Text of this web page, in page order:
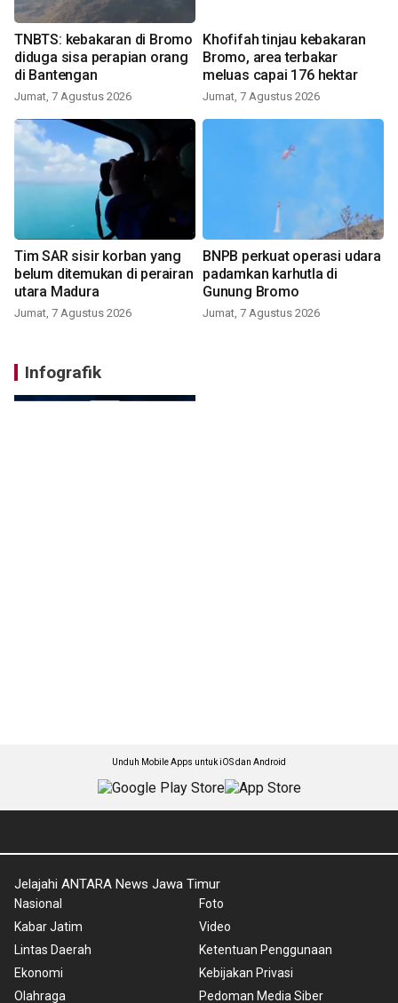
TNBTS: kebakaran di Bromo
diduga sisa perapian orang
di Bantengan
Jumat, 7 Agustus 2026
Khofifah tinjau kebakaran
Bromo, area terbakar
meluas capai 176 hektar
Jumat, 7 Agustus 2026
Tim SAR sisir korban yang
belum ditemukan di perairan
utara Madura
Jumat, 7 Agustus 2026
BNPB perkuat operasi udara
padamkan karhutla di
Gunung Bromo
Jumat, 7 Agustus 2026
Infografik
Unduh Mobile Apps untuk iOS dan Android
Jelajahi ANTARA News Jawa Timur
Nasional
Kabar Jatim
Lintas Daerah
Ekonomi
Olahraga
Foto
Video
Ketentuan Penggunaan
Kebijakan Privasi
Pedoman Media Siber